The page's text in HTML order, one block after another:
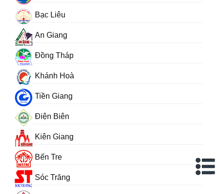
Bạc Liêu
An Giang
Đồng Tháp
Khánh Hoà
Tiền Giang
Điện Biên
Kiên Giang
Bến Tre
Sóc Trăng